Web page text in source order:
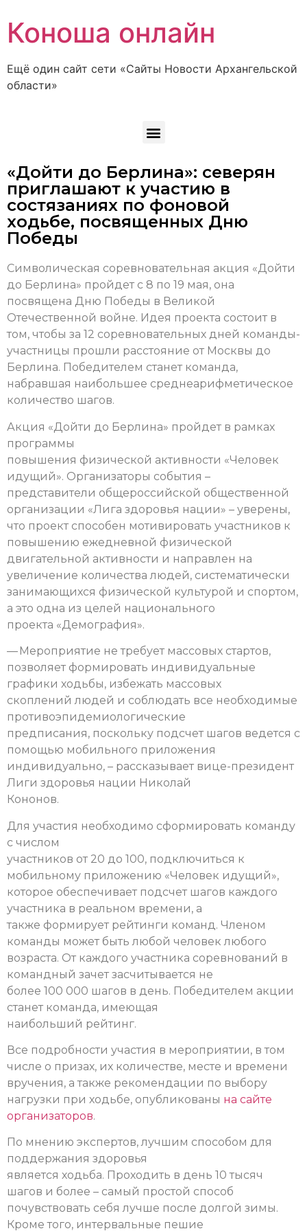
Коноша онлайн
Ещё один сайт сети «Сайты Новости Архангельской
области»
«Дойти до Берлина»: северян
приглашают к участию в
состязаниях по фоновой
ходьбе, посвященных Дню
Победы
Символическая соревновательная акция «Дойти
до Берлина» пройдет с 8 по 19 мая, она
посвящена Дню Победы в Великой
Отечественной войне. Идея проекта состоит в
том, чтобы за 12 соревновательных дней команды-
участницы прошли расстояние от Москвы до
Берлина. Победителем станет команда,
набравшая наибольшее среднеарифметическое
количество шагов.
Акция «Дойти до Берлина» пройдет в рамках
программы
повышения физической активности «Человек
идущий». Организаторы события –
представители общероссийской общественной
организации «Лига здоровья нации» – уверены,
что проект способен мотивировать участников к
повышению ежедневной физической
двигательной активности и направлен на
увеличение количества людей, систематически
занимающихся физической культурой и спортом,
а это одна из целей национального
проекта «Демография».
— Мероприятие не требует массовых стартов,
позволяет формировать индивидуальные
графики ходьбы, избежать массовых
скоплений людей и соблюдать все необходимые
противоэпидемиологические
предписания, поскольку подсчет шагов ведется с
помощью мобильного приложения
индивидуально, – рассказывает вице-президент
Лиги здоровья нации Николай
Кононов.
Для участия необходимо сформировать команду
с числом
участников от 20 до 100, подключиться к
мобильному приложению «Человек идущий»,
которое обеспечивает подсчет шагов каждого
участника в реальном времени, а
также формирует рейтинги команд. Членом
команды может быть любой человек любого
возраста. От каждого участника соревнований в
командный зачет засчитывается не
более 100 000 шагов в день. Победителем акции
станет команда, имеющая
наибольший рейтинг.
Все подробности участия в мероприятии, в том
числе о призах, их количестве, месте и времени
вручения, а также рекомендации по выбору
нагрузки при ходьбе, опубликованы на сайте
организаторов.
По мнению экспертов, лучшим способом для
поддержания здоровья
является ходьба. Проходить в день 10 тысяч
шагов и более – самый простой способ
почувствовать себя лучше после долгой зимы.
Кроме того, интервальные пешие